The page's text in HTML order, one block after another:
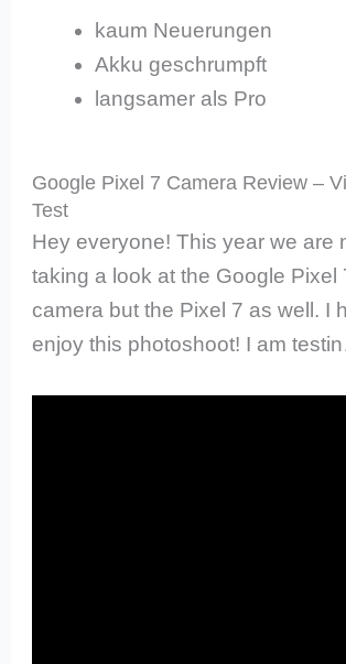
kaum Neuerungen
Akku geschrumpft
langsamer als Pro
Google Pixel 7 Camera Review –
Test
Hey everyone! This year we are
taking a look at the Google Pixel
camera but the Pixel 7 as well. I
enjoy this photoshoot! I am